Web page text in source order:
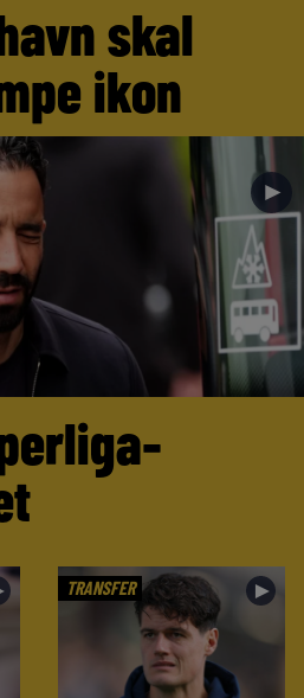
skal
ikon
►
TRANSFER ►